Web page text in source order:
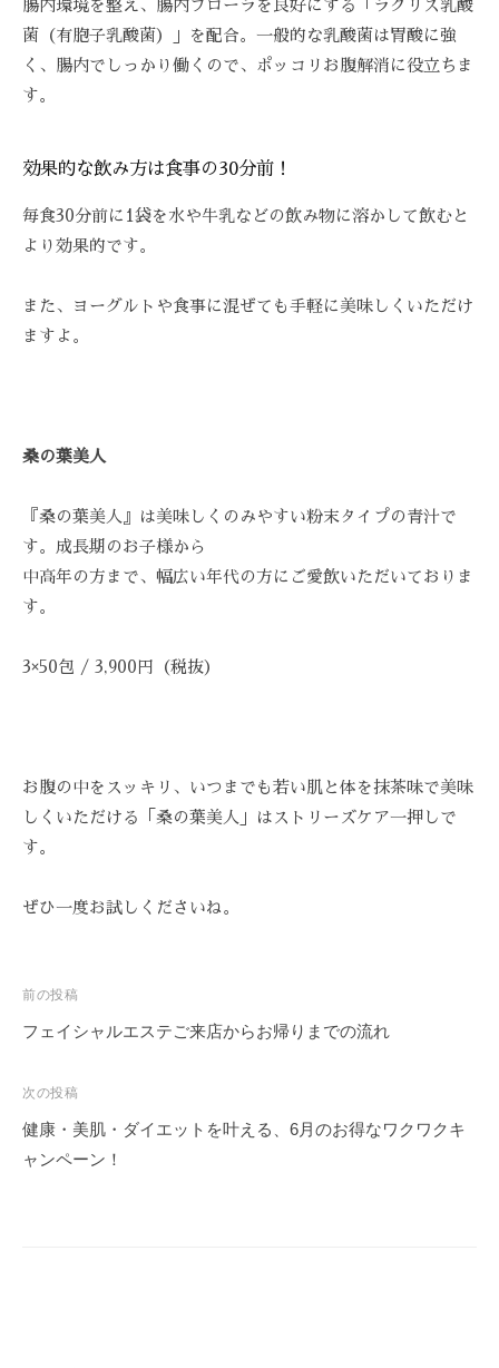
腸内環境を整え、腸内フローラを良好にする「ラクリス乳酸
菌（有胞子乳酸菌）」を配合。一般的な乳酸菌は胃酸に強
く、腸内でしっかり働くので、ポッコリお腹解消に役立ちま
す。
効果的な飲み方は食事の30分前！
毎食30分前に1袋を水や牛乳などの飲み物に溶かして飲むと
より効果的です。
また、ヨーグルトや食事に混ぜても手軽に美味しくいただけ
ますよ。
桑の葉美人
『桑の葉美人』は美味しくのみやすい粉末タイプの青汁で
す。成長期のお子様から
中高年の方まで、幅広い年代の方にご愛飲いただいておりま
す。
3×50包 / 3,900円（税抜）
お腹の中をスッキリ、いつまでも若い肌と体を抹茶味で美味
しくいただける「桑の葉美人」はストリーズケア一押しで
す。
ぜひ一度お試しくださいね。
投
稿
ビ
ゲ
ー
前の投稿
フェイシャルエステご来店からお帰りまでの流れ
次の投稿
健康・美肌・ダイエットを叶える、6月のお得なワクワクキ
ャンペーン！